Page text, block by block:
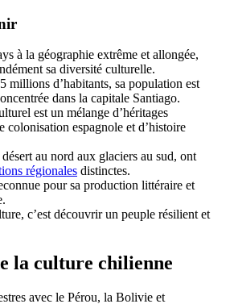
à la géographie extrême et allongée,
sa diversité culturelle.
millions d’habitants, sa population est
dans la capitale Santiago.
est un mélange d’héritages
colonisation espagnole et d’histoire
au nord aux glaciers au sud, ont
régionales distinctes.
pour sa production littéraire et
c’est découvrir un peuple résilient et
la culture chilienne
avec le Pérou, la Bolivie et